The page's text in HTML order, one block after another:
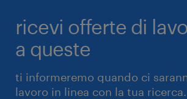
ricevi offerte di
a queste
ti informeremo quando ci
lavoro in linea con la tua ricerca.